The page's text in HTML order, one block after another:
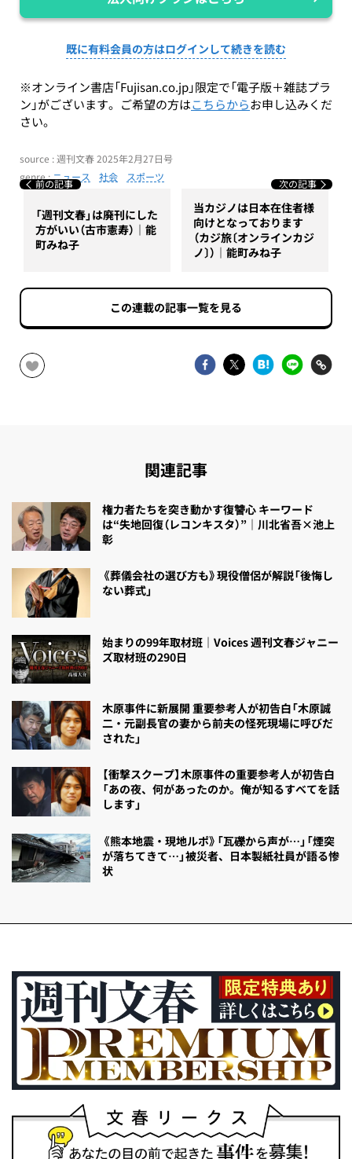
既に有料会員の方はログインして続きを読む
※オンライン書店「Fujisan.co.jp」限定で「電子版＋雑誌プラ
ン」がございます。ご希望の方はこちらからお申し込みくだ
さい。
source : 週刊文春 2025年2月27日号
genre :ニュース 社会 スポーツ
前の記事
「週刊文春」は廃刊にした
方がいい（古市憲寿）｜能
町みね子
次の記事
当カジノは日本在住者様
向けとなっております
（カジ旅〔オンラインカジ
ノ〕）｜能町みね子
この連載の記事一覧を見る
関連記事
権力者たちを突き動かす復讐心 キーワード
は“失地回復（レコンキスタ）”｜川北省吾×池上
彰
《葬儀会社の選び方も》現役僧侶が解説「後悔し
ない葬式」
始まりの99年取材班｜Voices 週刊文春ジャニー
ズ取材班の290日
木原事件に新展開 重要参考人が初告白「木原誠
二・元副長官の妻から前夫の怪死現場に呼びだ
された」
【衝撃スクープ】木原事件の重要参考人が初告白
「あの夜、何があったのか。俺が知るすべてを話
します」
《熊本地震・現地ルポ》「瓦礫から声が…」「煙突
が落ちてきて…」被災者、日本製紙社員が語る惨
状